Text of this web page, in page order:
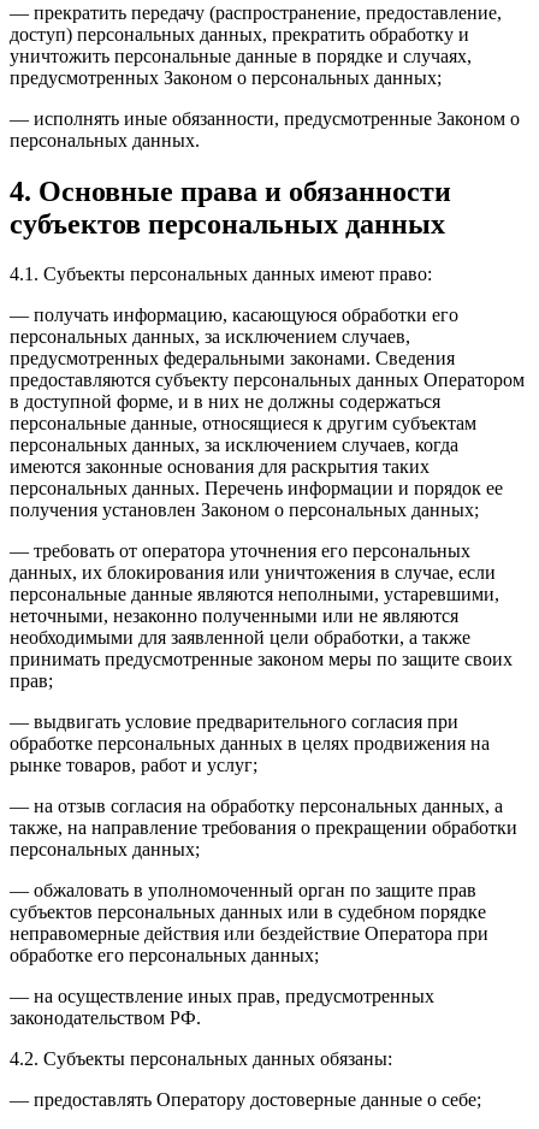
— прекратить передачу (распространение, предоставление,
доступ) персональных данных, прекратить обработку и
уничтожить персональные данные в порядке и случаях,
предусмотренных Законом о персональных данных;
— исполнять иные обязанности, предусмотренные Законом о
персональных данных.
4. Основные права и обязанности
субъектов персональных данных
4.1. Субъекты персональных данных имеют право:
— получать информацию, касающуюся обработки его
персональных данных, за исключением случаев,
предусмотренных федеральными законами. Сведения
предоставляются субъекту персональных данных Оператором
в доступной форме, и в них не должны содержаться
персональные данные, относящиеся к другим субъектам
персональных данных, за исключением случаев, когда
имеются законные основания для раскрытия таких
персональных данных. Перечень информации и порядок ее
получения установлен Законом о персональных данных;
— требовать от оператора уточнения его персональных
данных, их блокирования или уничтожения в случае, если
персональные данные являются неполными, устаревшими,
неточными, незаконно полученными или не являются
необходимыми для заявленной цели обработки, а также
принимать предусмотренные законом меры по защите своих
прав;
— выдвигать условие предварительного согласия при
обработке персональных данных в целях продвижения на
рынке товаров, работ и услуг;
— на отзыв согласия на обработку персональных данных, а
также, на направление требования о прекращении обработки
персональных данных;
— обжаловать в уполномоченный орган по защите прав
субъектов персональных данных или в судебном порядке
неправомерные действия или бездействие Оператора при
обработке его персональных данных;
— на осуществление иных прав, предусмотренных
законодательством РФ.
4.2. Субъекты персональных данных обязаны:
— предоставлять Оператору достоверные данные о себе;